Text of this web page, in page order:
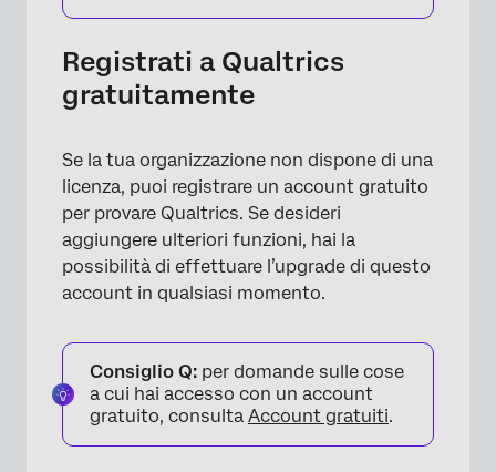
Registrati a Qualtrics
gratuitamente
Se la tua organizzazione non dispone di una
licenza, puoi registrare un account gratuito
per provare Qualtrics. Se desideri
aggiungere ulteriori funzioni, hai la
possibilità di effettuare l’upgrade di questo
account in qualsiasi momento.
Consiglio Q: per domande sulle cose
a cui hai accesso con un account
gratuito, consulta Account gratuiti.